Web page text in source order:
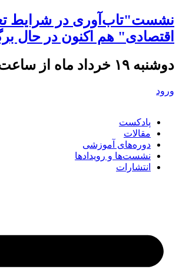
نشست"تاب‌آوری در شرایط
اقتصادی" هم اکنون در حال
دوشنبه ۱۹ خرداد ماه از ساعت ۱۸
ورود
پادکست
مقالات
دوره‌های آموزشی
نشست‌ها و رویدادها
انتشارات